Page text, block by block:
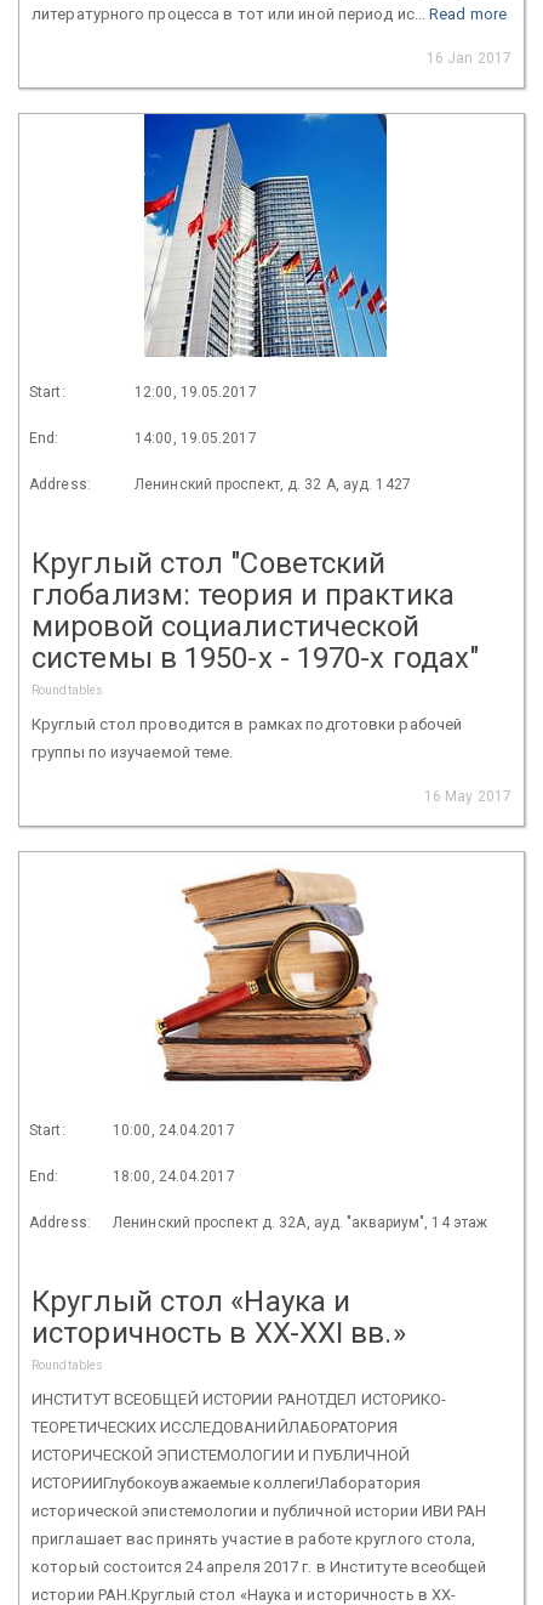
литературного процесса в тот или иной период ис...Read more
16 Jan 2017
Start: 12:00, 19.05.2017
End: 14:00, 19.05.2017
Address: Ленинский проспект, д. 32 А, ауд. 1427
Круглый стол "Советский
глобализм: теория и практика
мировой социалистической
системы в 1950-х - 1970-х годах"
Roundtables
Круглый стол проводится в рамках подготовки рабочей
группы по изучаемой теме.
16 May 2017
Start: 10:00, 24.04.2017
End: 18:00, 24.04.2017
Address: Ленинский проспект д. 32А, ауд. "аквариум", 14 этаж
Круглый стол «Наука и
историчность в XX-XXI вв.»
Roundtables
ИНСТИТУТ ВСЕОБЩЕЙ ИСТОРИИ РАНОТДЕЛ ИСТОРИКО-
ТЕОРЕТИЧЕСКИХ ИССЛЕДОВАНИЙЛАБОРАТОРИЯ
ИСТОРИЧЕСКОЙ ЭПИСТЕМОЛОГИИ И ПУБЛИЧНОЙ
ИСТОРИИГлубокоуважаемые коллеги!Лаборатория
исторической эпистемологии и публичной истории ИВИ РАН
приглашает вас принять участие в работе круглого стола,
который состоится 24 апреля 2017 г. в Институте всеобщей
истории РАН.Круглый стол «Наука и историчность в XX-